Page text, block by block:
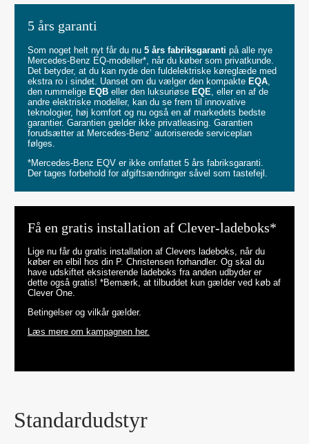
5 års garanti
Som noget helt nyt får du nu 5 års fabriksgaranti på alle nye
Mercedes-Benz EQ-modeller*, når du køber som privatkunde.
Det betyder, at du kan nyde den fuldelektriske køreglæde med
ekstra ro i sindet. Uanset om du vælger den kompakte EQA,
den rummelige EQBeller den luksuriøse EQE, eller en af de
andre elektriske modeller, kan du se frem til innovative
teknologier, høj komfort og nu også en af markedets bedste
garantier. Garantien gælder ikke privatleasing. Garantien
forudsætter at Mercedes-Benz’ autoriserede serviceplan
følges.
*Mercedes-Benz EQV er ikke omfattet 5 års fabriksgaranti.
Der tages forbehold for afgiftsændringer såvel som tastefejl.
Få en gratis installation af Clever-ladeboks*
Lige nu får du gratis installation af Clevers ladeboks, når du
køber en elbil hos din P. Christensen forhandler. Og skal du
have udskiftet eksisterende ladeboks fra anden udbyder er
dette også gratis! *Bemærk, at tilbuddet kun gælder ved køb af
Clever One.
Betingelser og vilkår gælder.
Læs mere om kampagnen her.
Standardudstyr